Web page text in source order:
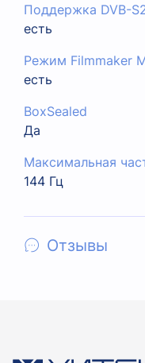
Поддержка DVB-
есть
Режим Filmmaker
есть
BoxSealed
Да
Максимальная
144 Гц
Отзывы